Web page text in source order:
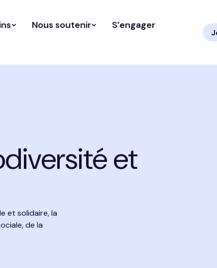
Nous soutenir
S’engager
et
et solidaire, la
de la